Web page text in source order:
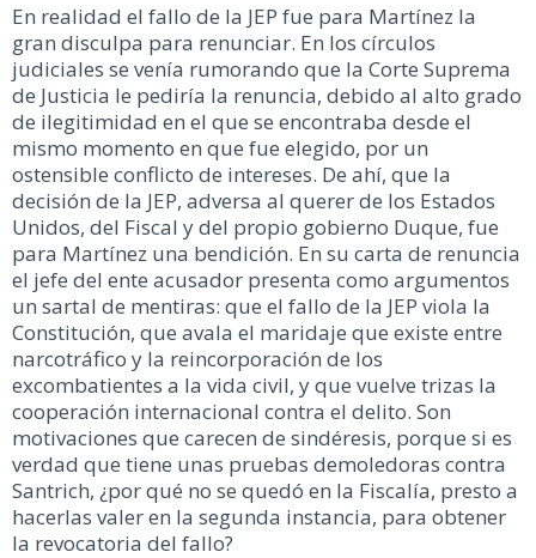
En realidad el fallo de la JEP fue para Martínez la
gran disculpa para renunciar. En los círculos
judiciales se venía rumorando que la Corte Suprema
de Justicia le pediría la renuncia, debido al alto grado
de ilegitimidad en el que se encontraba desde el
mismo momento en que fue elegido, por un
ostensible conflicto de intereses. De ahí, que la
decisión de la JEP, adversa al querer de los Estados
Unidos, del Fiscal y del propio gobierno Duque, fue
para Martínez una bendición. En su carta de renuncia
el jefe del ente acusador presenta como argumentos
un sartal de mentiras: que el fallo de la JEP viola la
Constitución, que avala el maridaje que existe entre
narcotráfico y la reincorporación de los
excombatientes a la vida civil, y que vuelve trizas la
cooperación internacional contra el delito. Son
motivaciones que carecen de sindéresis, porque si es
verdad que tiene unas pruebas demoledoras contra
Santrich, ¿por qué no se quedó en la Fiscalía, presto a
hacerlas valer en la segunda instancia, para obtener
la revocatoria del fallo?